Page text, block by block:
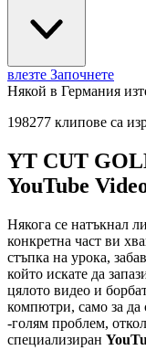
влезте Започнете
Някой в Германия
198277 клипове са
YT CUT
YouTube
Някога се натъкнал
конкретна част ви
стъпка на урока,
който искате да
цялото видео и
компютри, само за да
-голям проблем,
специализиран